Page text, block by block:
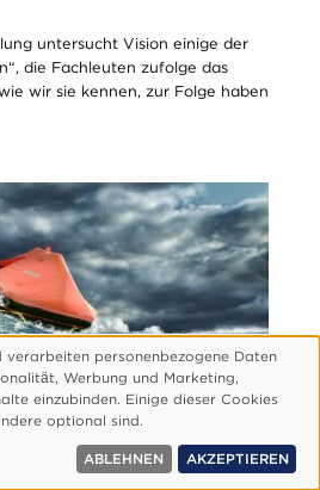
untersucht Vision einige der
die Fachleuten zufolge das
wir sie kennen, zur Folge haben
ÜBERLEBEN WIR
personenbezogene Daten
Werbung und Marketing,
einzubinden. Einige dieser Cookies
optional sind.
ABLEHNEN AKZEPTIEREN